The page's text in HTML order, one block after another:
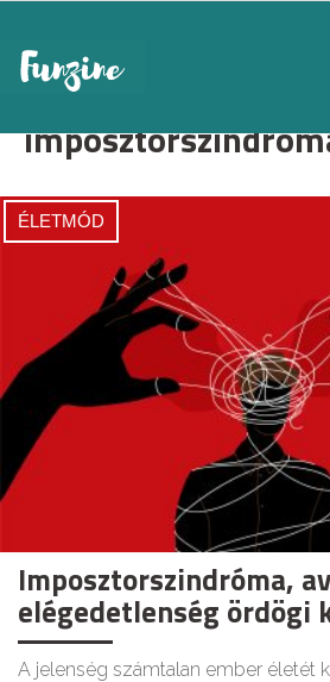
ÉLETMÓD
Imposztorszindróma,
elégedetlenség ördögi
A jelenség számtalan ember életét